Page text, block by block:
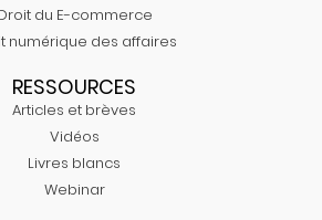
du E-commerce
numérique des affaires
RESSOURCES
Articles et brèves
Vidéos
Livres blancs
Webinar